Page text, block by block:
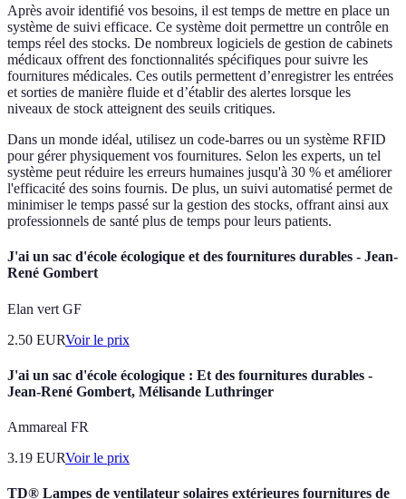
Après avoir identifié vos besoins, il est temps de mettre en place un
système de suivi efficace. Ce système doit permettre un contrôle en
temps réel des stocks. De nombreux logiciels de gestion de cabinets
médicaux offrent des fonctionnalités spécifiques pour suivre les
fournitures médicales. Ces outils permettent d’enregistrer les entrées
et sorties de manière fluide et d’établir des alertes lorsque les
niveaux de stock atteignent des seuils critiques.
Dans un monde idéal, utilisez un code-barres ou un système RFID
pour gérer physiquement vos fournitures. Selon les experts, un tel
système peut réduire les erreurs humaines jusqu'à 30 % et améliorer
l'efficacité des soins fournis. De plus, un suivi automatisé permet de
minimiser le temps passé sur la gestion des stocks, offrant ainsi aux
professionnels de santé plus de temps pour leurs patients.
J'ai un sac d'école écologique et des fournitures durables - Jean-
René Gombert
Elan vert GF
2.50 EURVoir le prix
J'ai un sac d'école écologique : Et des fournitures durables -
Jean-René Gombert, Mélisande Luthringer
Ammareal FR
3.19 EURVoir le prix
TD® Lampes de ventilateur solaires extérieures fournitures de